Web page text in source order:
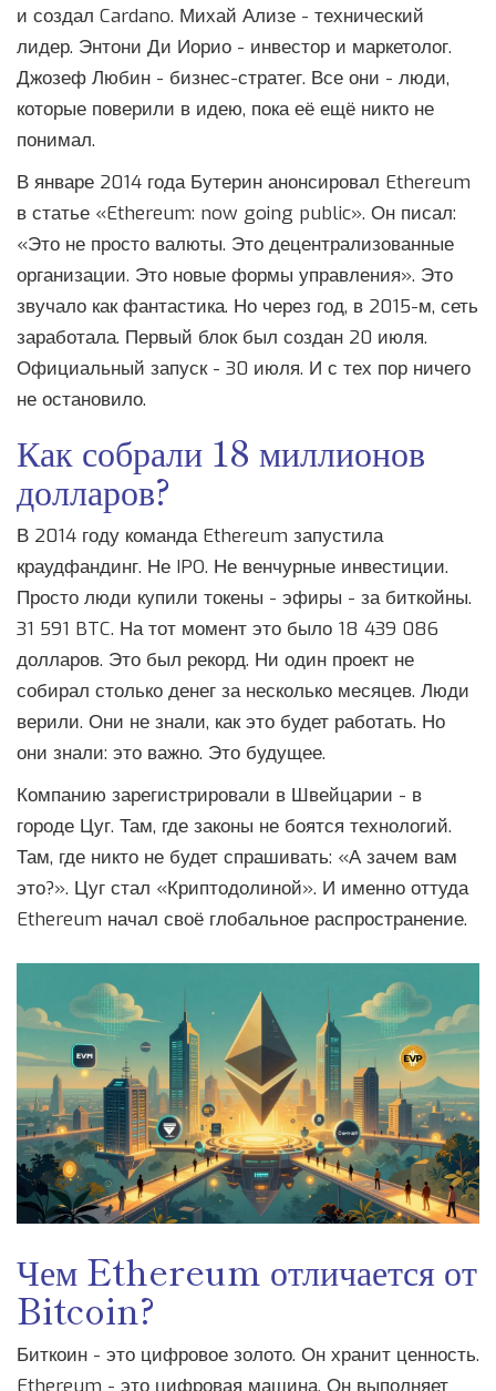
и создал Cardano. Михай Ализе - технический
лидер. Энтони Ди Иорио - инвестор и маркетолог.
Джозеф Любин - бизнес-стратег. Все они - люди,
которые поверили в идею, пока её ещё никто не
понимал.
В январе 2014 года Бутерин анонсировал Ethereum
в статье «Ethereum: now going public». Он писал:
«Это не просто валюты. Это децентрализованные
организации. Это новые формы управления». Это
звучало как фантастика. Но через год, в 2015-м, сеть
заработала. Первый блок был создан 20 июля.
Официальный запуск - 30 июля. И с тех пор ничего
не остановило.
Как собрали 18 миллионов
долларов?
В 2014 году команда Ethereum запустила
краудфандинг. Не IPO. Не венчурные инвестиции.
Просто люди купили токены - эфиры - за биткойны.
31 591 BTC. На тот момент это было 18 439 086
долларов. Это был рекорд. Ни один проект не
собирал столько денег за несколько месяцев. Люди
верили. Они не знали, как это будет работать. Но
они знали: это важно. Это будущее.
Компанию зарегистрировали в Швейцарии - в
городе Цуг. Там, где законы не боятся технологий.
Там, где никто не будет спрашивать: «А зачем вам
это?». Цуг стал «Криптодолиной». И именно оттуда
Ethereum начал своё глобальное распространение.
Чем Ethereum отличается от
Bitcoin?
Биткоин - это цифровое золото. Он хранит ценность.